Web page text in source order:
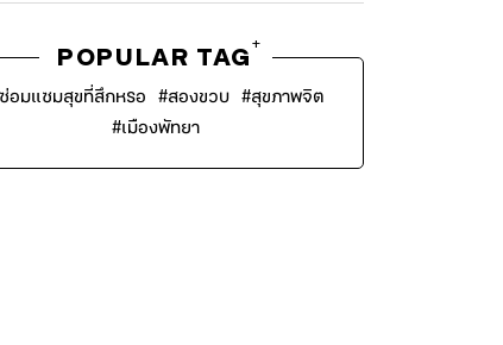
POPULAR TAG
+
อมแซมสุขที่สึกหรอ #สองขวบ #สุขภาพจิต
#เมืองพัทยา